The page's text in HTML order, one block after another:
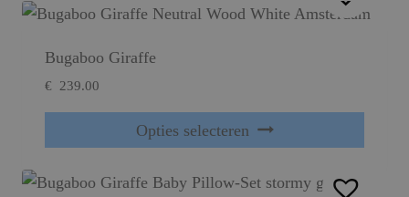
Bugaboo Giraffe
€ 239.00
Opties selecteren
Dit product heeft meerdere variaties. Deze optie kan gekozen worden op de productpagina